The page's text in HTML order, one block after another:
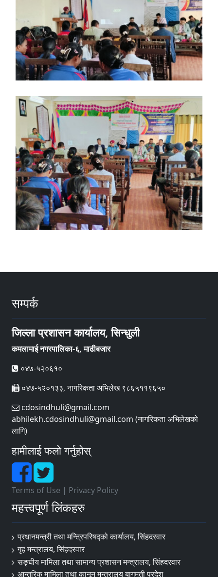
सम्पर्क
जिल्ला प्रशासन कार्यालय, सिन्धुली
कमलामाई नगरपालिका-६, माढीबजार
०४७-५२०६१०
०४७-५२०१३३, नागरिकता अभिलेख ९८६५११९६५०
cdosindhuli@gmail.com
abhilekh.cdosindhuli@gmail.com (नागरिकता अभिलेखको
लागि)
हामीलाई फलो गर्नुहोस्
Terms of Use | Privacy Policy
महत्त्वपूर्ण लिंकहरु
प्रधानमन्त्री तथा मन्त्रिपरिषद्को कार्यालय, सिंहदरवार
गृह मन्त्रालय, सिंहदरवार
सङ्‍घीय मामिला तथा सामान्य प्रशासन मन्त्रालय, सिंहदरवार
आन्तरिक मामिला तथा कानून मन्त्रालय बागमती प्रदेश